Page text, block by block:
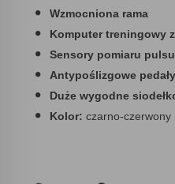
Wzmocniona rama
Komputer treningowy
Sensory pomiaru pulsu
Antypoślizgowe
Duże wygodne
Kolor: czarno-czerwony